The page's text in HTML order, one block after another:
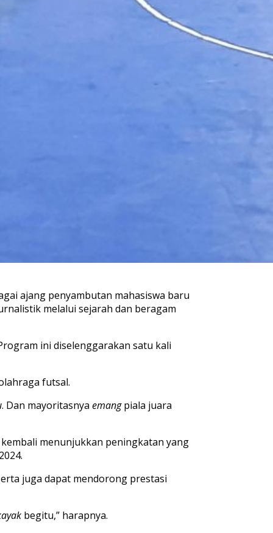
ajang penyambutan mahasiswa baru
tik melalui sejarah dan beragam
ini diselenggarakan satu kali
futsal.
. Dan mayoritasnya emangpiala juara
menunjukkan peningkatan yang
juga dapat mendorong prestasi
begitu,” harapnya.